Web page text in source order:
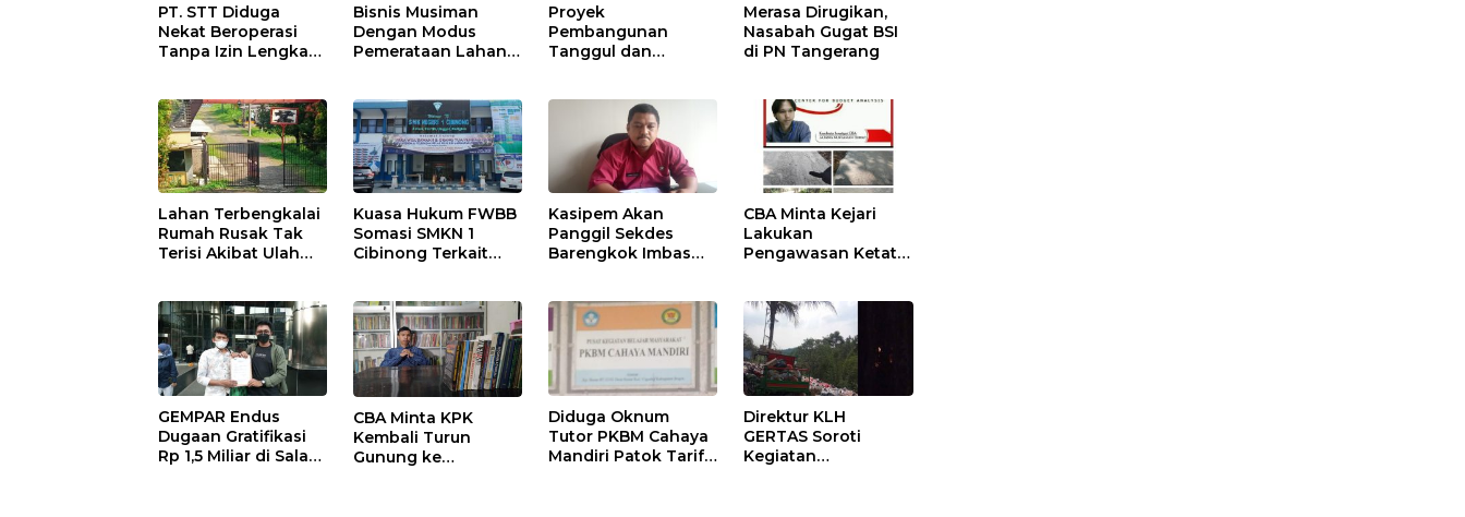
PT. STT Diduga
Nekat Beroperasi
Tanpa Izin Lengkap,
Bisnis Musiman
Dengan Modus
Pemerataan Lahan
Proyek
Pembangunan
Tanggul dan
Tempursari
Lumajang untuk
Mitigasi Bencana
Merasa Dirugikan,
Nasabah Gugat BSI
di PN Tangerang
Lahan Terbengkalai
Rumah Rusak Tak
Terisi Akibat Ulah
Kuasa Hukum FWBB
Somasi SMKN 1
Cibinong Terkait
Kasipem Akan
Panggil Sekdes
Barengkok Imbas
Anggaran
Infrastruktur
CBA Minta Kejari
Lakukan
Pengawasan Ketat
GEMPAR Endus
Dugaan Gratifikasi
Rp 1,5 Miliar di Salah
CBA Minta KPK
Kembali Turun
Gunung ke
Diduga Oknum
Tutor PKBM Cahaya
Mandiri Patok Tarif
Direktur KLH
GERTAS Soroti
Kegiatan